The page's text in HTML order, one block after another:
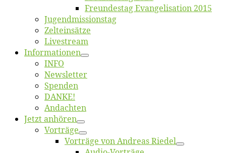
Freun­des­tag Evan­ge­li­sa­ti­on 2015
Jugend­mis­sions­tag
Zelt­ein­sät­ze
Live­stream
Informatio­nen
INFO
News­let­ter
Spen­den
DANKE!
An­dach­ten
Jetzt an­hö­ren
Vor­trä­ge
Vor­trä­ge von An­dre­as Riedel